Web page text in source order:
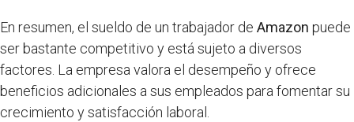
En resumen, el sueldo de un trabajador de Amazon puede
ser bastante competitivo y está sujeto a diversos
factores. La empresa valora el desempeño y ofrece
beneficios adicionales a sus empleados para fomentar su
crecimiento y satisfacción laboral.